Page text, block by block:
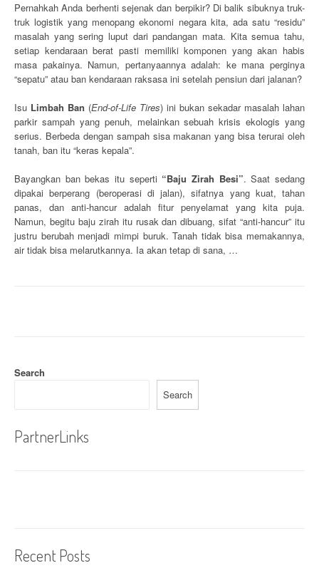
Pernahkah Anda berhenti sejenak dan berpikir? Di balik sibuknya truk-
truk logistik yang menopang ekonomi negara kita, ada satu “residu”
masalah yang sering luput dari pandangan mata. Kita semua tahu,
setiap kendaraan berat pasti memiliki komponen yang akan habis
masa pakainya. Namun, pertanyaannya adalah: ke mana perginya
“sepatu” atau ban kendaraan raksasa ini setelah pensiun dari jalanan?
Isu Limbah Ban (End-of-Life Tires) ini bukan sekadar masalah lahan
parkir sampah yang penuh, melainkan sebuah krisis ekologis yang
serius. Berbeda dengan sampah sisa makanan yang bisa terurai oleh
tanah, ban itu “keras kepala”.
Bayangkan ban bekas itu seperti “Baju Zirah Besi”. Saat sedang
dipakai berperang (beroperasi di jalan), sifatnya yang kuat, tahan
panas, dan anti-hancur adalah fitur penyelamat yang kita puja.
Namun, begitu baju zirah itu rusak dan dibuang, sifat “anti-hancur” itu
justru berubah menjadi mimpi buruk. Tanah tidak bisa memakannya,
air tidak bisa melarutkannya. Ia akan tetap di sana, …
Search
Search
PartnerLinks
Recent Posts